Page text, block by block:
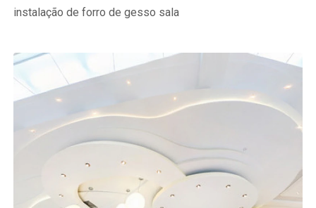
instalação de forro de gesso sala